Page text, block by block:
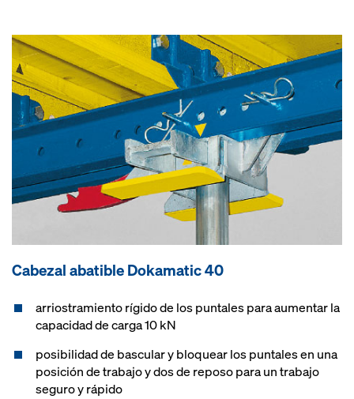
Cabezal abatible Dokamatic 40
arriostramiento rígido de los puntales para aumentar la
capacidad de carga 10 kN
posibilidad de bascular y bloquear los puntales en una
posición de trabajo y dos de reposo para un trabajo
seguro y rápido